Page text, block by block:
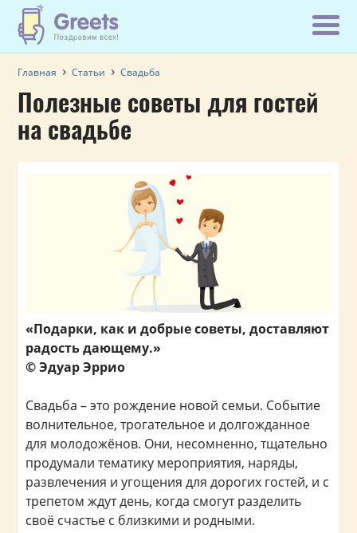
Главная Статьи Свадьба
Полезные советы для гостей
на свадьбе
«Подарки, как и добрые советы, доставляют
радость дающему.»
© Эдуар Эррио
Свадьба – это рождение новой семьи. Событие
волнительное, трогательное и долгожданное
для молодожёнов. Они, несомненно, тщательно
продумали тематику мероприятия, наряды,
развлечения и угощения для дорогих гостей, и с
трепетом ждут день, когда смогут разделить
своё счастье с близкими и родными.